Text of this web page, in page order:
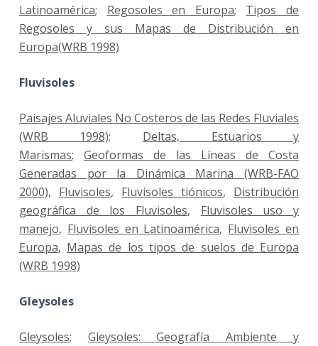
Latinoamérica; Regosoles en Europa; Tipos de
Regosoles y sus Mapas de Distribución en
Europa(WRB 1998)
Fluvisoles
Paisajes Aluviales No Costeros de las Redes Fluviales
(WRB 1998); Deltas, Estuarios y
Marismas; Geoformas de las Líneas de Costa
Generadas por la Dinámica Marina (WRB-FAO
2000), Fluvisoles, Fluvisoles tiónicos, Distribución
geográfica de los Fluvisoles, Fluvisoles uso y
manejo, Fluvisoles en Latinoamérica, Fluvisoles en
Europa, Mapas de los tipos de suelos de Europa
(WRB 1998)
Gleysoles
Gleysoles; Gleysoles: Geografía Ambiente y